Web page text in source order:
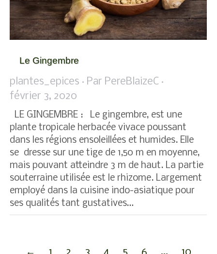
Le Gingembre
plantes_epices Par PereBlaizeC
février 3, 2020
LE GINGEMBRE : Le gingembre, est une
plante tropicale herbacée vivace poussant
dans les régions ensoleillées et humides. Elle
se dresse sur une tige de 1,50 m en moyenne,
mais pouvant atteindre 3 m de haut. La partie
souterraine utilisée est le rhizome. Largement
employé dans la cuisine indo-asiatique pour
ses qualités tant gustatives…